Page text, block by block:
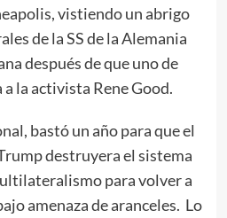
vistiendo un abrigo
de la SS de la Alemania
después de que uno de
la activista Rene Good.
bastó un año para que el
destruyera el sistema
para volver a
amenaza de aranceles. Lo